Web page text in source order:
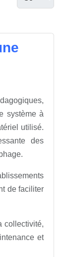
système à
utilisé.
des
de faciliter
collectivité,
et